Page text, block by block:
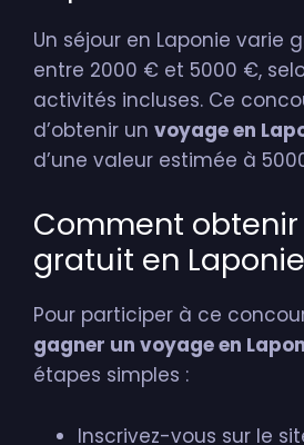
Un séjour en Laponie varie
entre 2000 € et 5000 €,
activités incluses. Ce
d’obtenir un voyage en
d’une valeur estimée à
Comment
gratuit en
Pour participer à ce
gagner un voyage en
étapes simples :
Inscrivez-vous sur le